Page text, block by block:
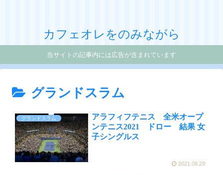
カフェオレをのみながら
当サイトの記事内には広告が含まれています
グランドスラム
グランドスラム
アラフィフテニス 全米オープ
ンテニス2021 ドロー 結果 女
子シングルス
2021.08.29